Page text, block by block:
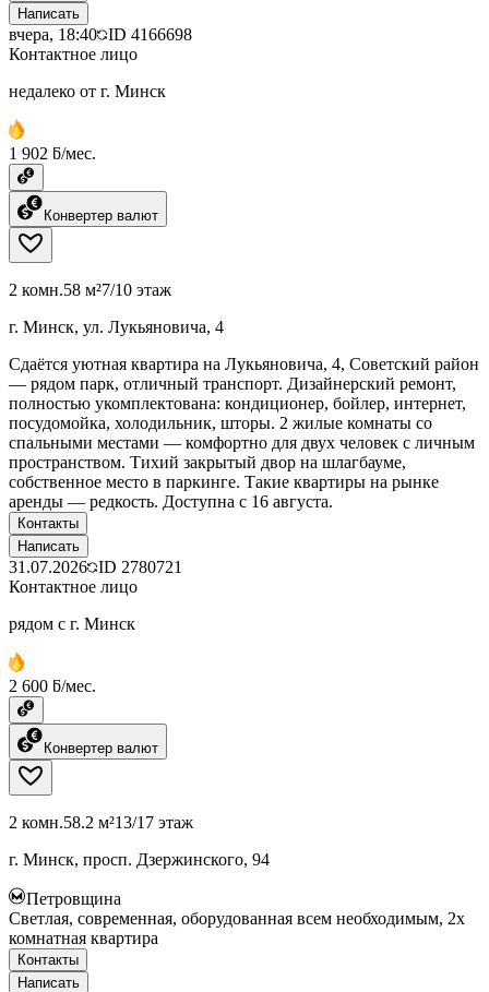
Написать
вчера, 18:40 ID 4166698
Контактное лицо
недалеко от г. Минск
1 902 ƃ/мес.
Конвертер валют
2 комн.58 м²7/10 этаж
г. Минск, ул. Лукьяновича, 4
Сдаётся уютная квартира на Лукьяновича, 4, Советский район
— рядом парк, отличный транспорт. Дизайнерский ремонт,
полностью укомплектована: кондиционер, бойлер, интернет,
посудомойка, холодильник, шторы. 2 жилые комнаты со
спальными местами — комфортно для двух человек с личным
пространством. Тихий закрытый двор на шлагбауме,
собственное место в паркинге. Такие квартиры на рынке
аренды — редкость. Доступна с 16 августа.
Контакты
Написать
31.07.2026 ID 2780721
Контактное лицо
рядом с г. Минск
2 600 ƃ/мес.
Конвертер валют
2 комн.58.2 м²13/17 этаж
г. Минск, просп. Дзержинского, 94
Петровщина
Светлая, современная, оборудованная всем необходимым, 2х
комнатная квартира
Контакты
Написать